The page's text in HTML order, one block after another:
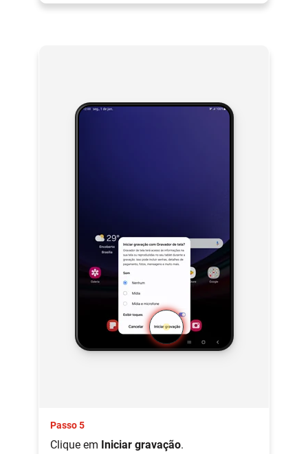
Passo 5
Clique em Iniciar gravação.